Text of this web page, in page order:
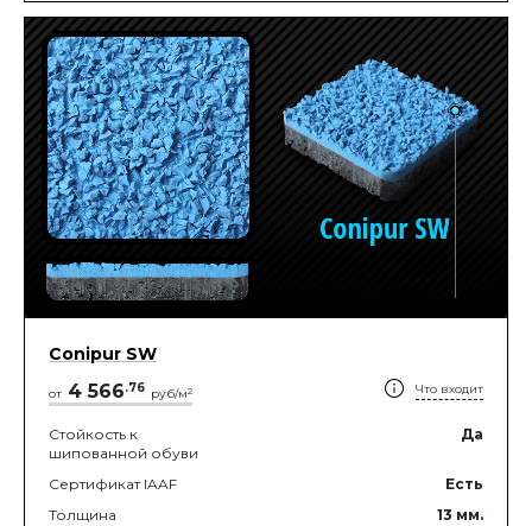
Conipur SW
от 4 566.76 руб/м2 Что входит
Стойкость к
шипованной обуви
Да
Сертификат IAAF
Есть
Толщина
13 мм.